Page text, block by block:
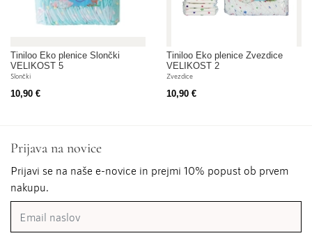
Tiniloo Eko plenice Slončki
VELIKOST 5
Slončki
10,90 €
Tiniloo Eko plenice Zvezdice
VELIKOST 2
Zvezdice
10,90 €
Prijava na novice
Prijavi se na naše e-novice in prejmi 10% popust ob prvem
nakupu.